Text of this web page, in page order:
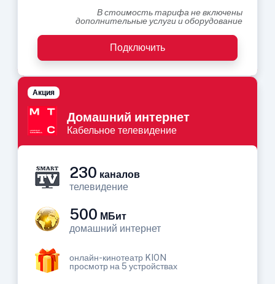
В стоимость тарифа не включены
дополнительные услуги и оборудование
Подключить
Домашний интернет
Кабельное телевидение
Акция
230 каналов
телевидение
500 МБит
домашний интернет
онлайн-кинотеатр KION
просмотр на 5 устройствах